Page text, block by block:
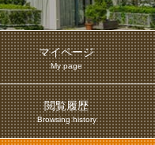
マイページ
My page
閲覧履歴
Browsing history